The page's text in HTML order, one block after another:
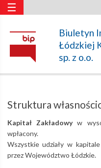
Struktura
Łódzka
Kolej
Biuletyn
Łódzkiej
sp. z o.o.
☰
Struktura
Kapitał Zakładowyw
wpłacony.
Wszystkie udziały w
przez Województwo Łódzkie.